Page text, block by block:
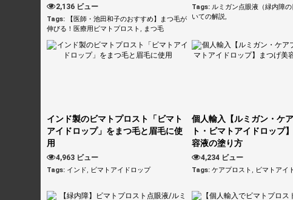
2,136 ビュー
Tags:
【医師・池田和子のおすすめ】まつ毛が
伸びる！医療用ビマトプロスト , まつ毛
Tags: ルミガン点眼液（緑内障
いての解説,
インド製のビマトプロスト「ビマト
アイドロップ」をまつ毛と眉毛に使
用
4,963 ビュー
Tags: インド, ビマトアイドロップ
個人輸入【ルミガン・ケ
ト・ビマトアイドロップ
容液の塗り方
4,234 ビュー
Tags: ケアプロスト , ビマトアイ